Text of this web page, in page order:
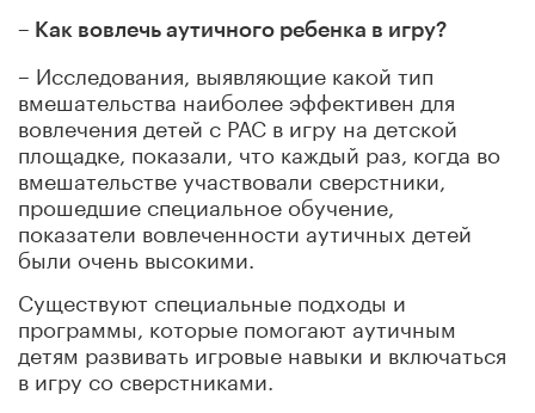
– Как вовлечь аутичного ребенка в игру?
– Исследования, выявляющие какой тип
вмешательства наиболее эффективен для
вовлечения детей с РАС в игру на детской
площадке, показали, что каждый раз, когда во
вмешательстве участвовали сверстники,
прошедшие специальное обучение,
показатели вовлеченности аутичных детей
были очень высокими.
Существуют специальные подходы и
программы, которые помогают аутичным
детям развивать игровые навыки и включаться
в игру со сверстниками.